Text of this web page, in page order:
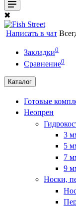
✖
Написать в чат
Закладки0
Сравнение0
Каталог
Готовые
Неопрен
3
5
7
9
Носки,